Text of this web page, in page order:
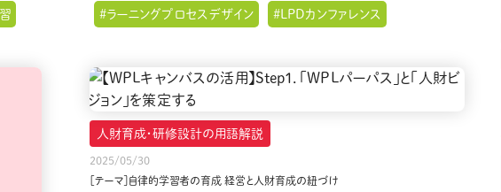
#ラーニングプロセスデザイン #LPDカンファレンス
人財育成・研修設計の用語解説
2025/05/30
［テーマ］自律的学習者の育成 経営と人財育成の紐づけ